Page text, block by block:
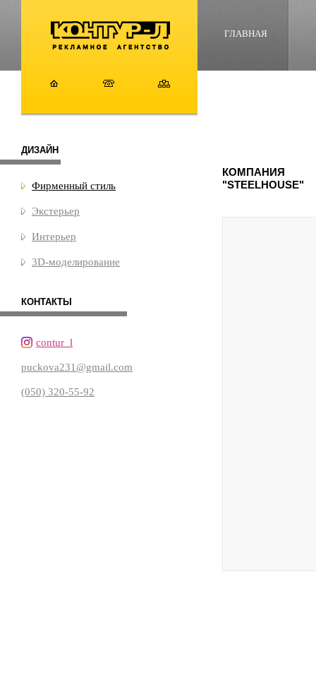
ГЛАВНАЯ
КОМПАНИЯ
"STEELHOUSE"
ДИЗАЙН
Фирменный стиль
Экстерьер
Интерьер
3D-моделирование
КОНТАКТЫ
contur_l
puckova231@gmail.com
(050) 320-55-92